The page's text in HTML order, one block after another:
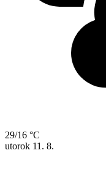
29/16 °C
utorok 11. 8.